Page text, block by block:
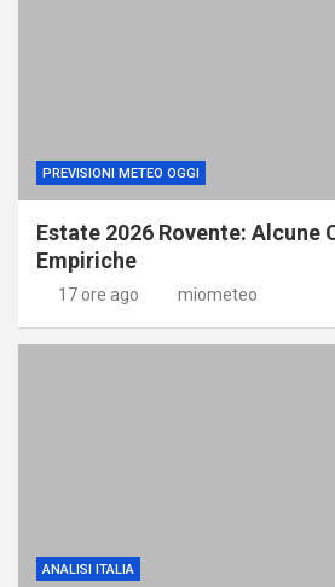
PREVISIONI METEO OGGI
Estate 2026 Rovente: Alcune
Empiriche
17 ore ago miometeo
ANALISI ITALIA